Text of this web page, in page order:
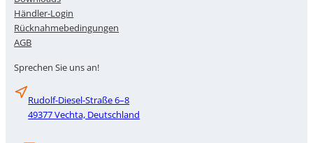
Händler-Login
Rücknahmebedingungen
AGB
Sprechen Sie uns an!
Rudolf-Diesel-Straße 6–8
49377 Vechta, Deutschland